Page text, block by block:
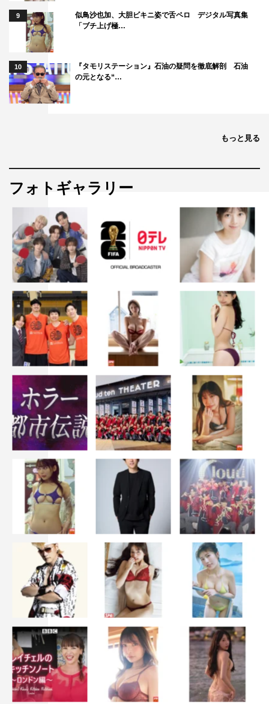
9
似鳥沙也加、大胆ビキニ姿で舌ペロ デジタル写真集
「ブチ上げ極…
10
『タモリステーション』石油の疑問を徹底解剖 石油
の元となる“…
もっと見る
フォトギャラリー